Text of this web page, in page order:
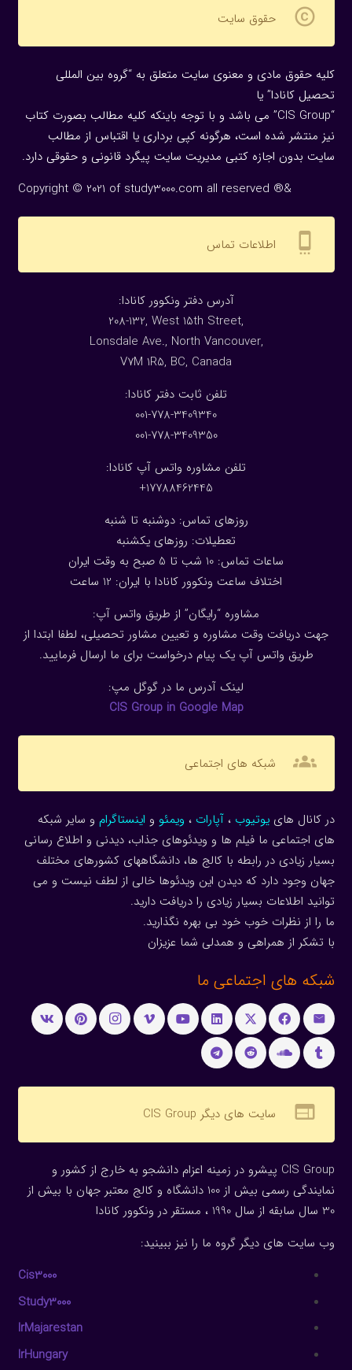
copyright حقوق سایت
کلیه حقوق مادی و معنوی سایت متعلق به “گروه بین المللی
تحصیل کانادا” یا
“CIS Group” می باشد و با توجه باینکه کلیه مطالب بصورت کتاب
نیز منتشر شده است، هرگونه كپی برداری یا اقتباس از مطالب
سایت بدون اجازه كتبی مدیریت سایت پیگرد قانونی و حقوقی دارد.
Copyright © 2021 of study3000.com all reserved ®&
settings_cell اطلاعات تماس
:آدرس دفتر ونکوور کانادا
208-132, West 15th Street,
Lonsdale Ave., North Vancouver,
V7M 1R5, BC, Canada
:تلفن ثابت دفتر کانادا
001-778-3409340
001-778-3409350
تلفن مشاوره واتس آپ کانادا:
17788462445+
روزهای تماس: دوشنبه تا شنبه
تعطیلات: روزهای یکشنبه
ساعات تماس: 10 شب تا 5 صبح به وقت ایران
اختلاف ساعت ونکوور کانادا با ایران: 1 2 ساعت
مشاوره “رایگان” از طریق واتس آپ:
جهت دریافت وقت مشاوره و تعیین مشاور تحصیلی، لطفا ابتدا از
طریق واتس آپ یک پیام درخواست برای ما ارسال فرمایید.
لینک آدرس ما در گوگل مپ:
CIS Group in Google Map
groups شبکه های اجتماعی
در کانال هاییوتیوب ، آپارات ، ویمئو و اینستاگرام و سایر شبکه
های اجتماعی ما فیلم ها و ویدئوهای جذاب، دیدنی و اطلاع رسانی
بسیار زیادی در رابطه با کالج ها، دانشگاههای کشورهای مختلف
جهان وجود دارد که دیدن این ویدئوها خالی از لطف نیست و می
توانید اطلاعات بسیار زیادی را دریافت دارید.
ما را از نظرات خوب خود بی بهره نگذارید.
با تشکر از همراهی و همدلی شما عزیزان
شبکه های اجتماعی ما
web سایت های دیگر CIS Group
CIS Group پیشرو در زمینه اعزام دانشجو به خارج از کشور و
نمایندگی رسمی بیش از 100 دانشگاه و کالج معتبر جهان با بیش از
30 سال سابقه از سال 1990 ، مستقر در ونکوور کانادا
وب سایت های دیگر گروه ما را نیز ببینید:
Cis3000
Study3000
IrMajarestan
IrHungary